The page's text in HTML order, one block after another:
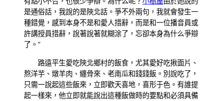
是通俗話，我說的是陜北話。爭不外兩句，我就會發生一
種錯覺，感到本身不是和愛人措辭，而是和一位播音員或
許講授員措辭，說著說著就糊涂了，忘卻本身為什么爭辯
了。”
路遠平生愛吃陜北鄉村的飯食，尤其愛好吃揪面片、
熬洋芋、燉羊肉、纏骨來、老南瓜和錢錢飯。別說吃了，
只需一說起這些飯來，立即歡天喜地，喜形于色。有誰提
起一樣來，他立即就能說出這種飯做時的要點和必須具備